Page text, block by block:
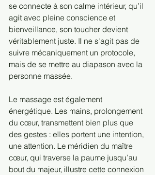
se connecte à son calme intérieur, qu’il
agit avec pleine conscience et
bienveillance, son toucher devient
véritablement juste. Il ne s'agit pas de
suivre mécaniquement un protocole,
mais de se mettre au diapason avec la
personne massée.
Le massage est également
énergétique. Les mains, prolongement
du cœur, transmettent bien plus que
des gestes : elles portent une intention,
une attention. Le méridien du maître
cœur, qui traverse la paume jusqu’au
bout du majeur, illustre cette connexion